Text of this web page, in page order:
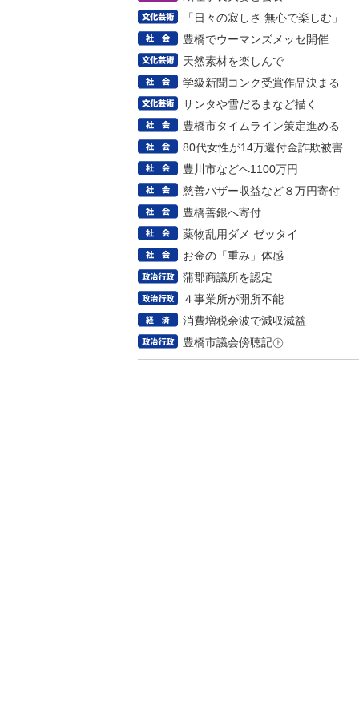
「日々の寂しさ 無心で楽しむ」
豊橋でウーマンズメッセ開催
天然素材を楽しんで
学級新聞コンク受賞作品決まる
サンタや雪だるまなど描く
豊橋市タイムライン策定進める
80代女性が14万還付金詐欺被害
豊川市などへ1100万円
慈善バザー収益など８万円寄付
豊橋善銀へ寄付
薬物乱用ダメ ゼッタイ
お金の「重み」体感
蒲郡商議所を認定
４事業所が開所不能
消費増税余波で減収減益
豊橋市議会傍聴記㊤